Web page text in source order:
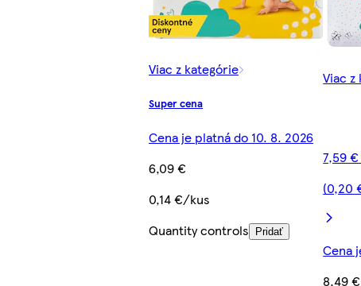
Viac z kategórie
Super cena
Cena je platná do 10. 8. 2026
6,09 €
0,14 €/kus
Quantity controls
Pridať
Viac
7,59
(0,20
Cena
8,49 €